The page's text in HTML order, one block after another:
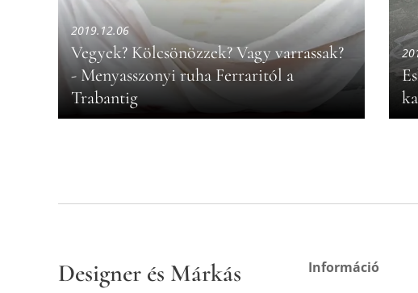
2019.12.06
Vegyek? Kölcsönözzek? Vagy varrassak?
- Menyasszonyi ruha Ferraritól a
Trabantig
Designer és Márkás
Információ